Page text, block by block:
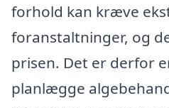
forhold kan kræve
foranstaltninger, og
prisen. Det er derfor
planlægge